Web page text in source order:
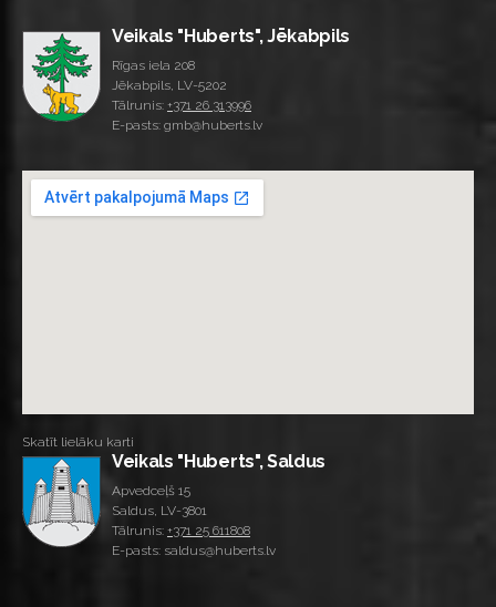
Veikals "Huberts", Jēkabpils
Rīgas iela 208
Jēkabpils, LV-5202
Tālrunis: +371 26 313996
E-pasts: gmb@huberts.lv
Skatīt lielāku karti
Veikals "Huberts", Saldus
Apvedceļš 15
Saldus, LV-3801
Tālrunis: +371 25 611808
E-pasts: saldus@huberts.lv